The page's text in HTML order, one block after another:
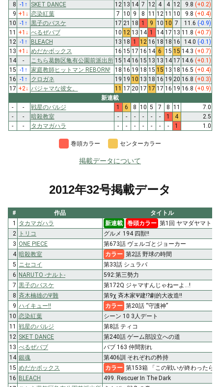
8 -1 ↑ SKET DANCE 12 13 14 7 12 4 4 12 9.8 (+0.2)
9 +1 ↓ 恋染紅葉 7 10 9 8 11 12 11 10 9.8 (+0.4)
10 -1 ↑ 黒子のバスケ 17 21 18 1 9 10 10 7 11.6 (-0.9)
11 +1 ↓ べるぜバブ 10 12 13 14 1 14 17 13 11.8 (+0.7)
12 -1 ↑ BLEACH 13 18 1 12 16 18 18 16 14.0 (-0.1)
13 +1 ↓ めだかボックス 16 15 17 16 14 6 15 15 14.3 (+0.7)
14
- こちら葛飾区亀有公園前派出所 15 14 16 15 13 13 14 17 14.6 (+0.1)
15 -1 ↑ 家庭教師ヒットマン REBORN! 18 16 19 18 15 15 13 18 16.5 (+0.4)
16 -1 ↑ クロガネ 19 19 10 13 18 16 19 20 16.8 (+0.3)
17 +2↓ パジャマな彼女。 11 17 20 17 17 17 16 19 16.8 (+0.9)
新連載
-
- 戦星のバルジ 1 6 8 10 5 7 8 11
7.0
-
- 暗殺教室 - - - - - - 1 4
2.5
-
- タカマガハラ - - - - - - - 1 1.0
巻頭カラー センターカラー
掲載データについて
2012年32号掲載データ
# 作品
タイトル
1
タカマガハラ 新連載 巻頭カラー 第1回 ヤマダヤマト
2
トリコ
グルメ 194 四獣!!
3 ONE PIECE
第673話 ヴェルゴとジョーカー
4 暗殺教室 カラー 第2話 野球の時間
5 ニセコイ
第33話 シュラバ
6 NARUTO -ナルト-
592:第三勢力
7 黒子のバスケ
第172Q ジャマすんじゃねーよ…!
8 斉木楠雄のΨ難
第9χ 斉木家Ψ建!?劇的大改造!!
9 ハイキュー!! カラー 第20話 “守護神”
10 恋染紅葉
シーン 10 3人デート
11 戦星のバルジ
第8話 ティコ
12 SKET DANCE
第240話 ゲーム部設立への道
13 べるぜバブ
バブ 163 仲間割れ
14 銀魂
第406訓 それぞれの矜持
15 めだかボックス カラー 第153箱 「この戦いが終わったら」
16 BLEACH
499. Rescuer In The Dark